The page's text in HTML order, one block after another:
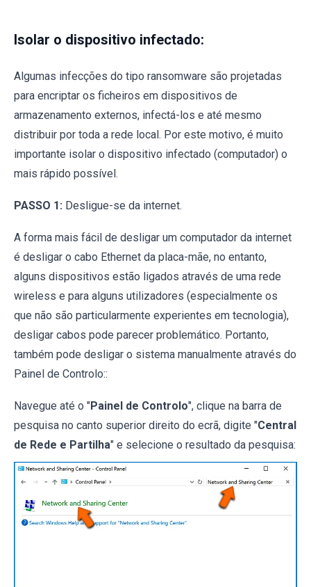
Isolar o dispositivo infectado:
Algumas infecções do tipo ransomware são projetadas
para encriptar os ficheiros em dispositivos de
armazenamento externos, infectá-los e até mesmo
distribuir por toda a rede local. Por este motivo, é muito
importante isolar o dispositivo infectado (computador) o
mais rápido possível.
PASSO 1: Desligue-se da internet.
A forma mais fácil de desligar um computador da internet
é desligar o cabo Ethernet da placa-mãe, no entanto,
alguns dispositivos estão ligados através de uma rede
wireless e para alguns utilizadores (especialmente os
que não são particularmente experientes em tecnologia),
desligar cabos pode parecer problemático. Portanto,
também pode desligar o sistema manualmente através do
Painel de Controlo::
Navegue até o "Painel de Controlo", clique na barra de
pesquisa no canto superior direito do ecrã, digite "Central
de Rede e Partilha" e selecione o resultado da pesquisa: